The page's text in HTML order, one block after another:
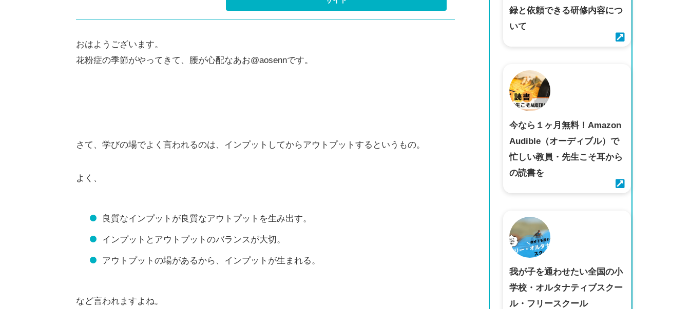
おはようございます。
花粉症の季節がやってきて、腰が心配なあお@aosennです。
さて、学びの場でよく言われるのは、インプットしてからアウトプットするというもの。
よく、
良質なインプットが良質なアウトプットを生み出す。
インプットとアウトプットのバランスが大切。
アウトプットの場があるから、インプットが生まれる。
など言われますよね。
録と依頼できる研修内容につ
いて
今なら１ヶ月無料！Amazon
Audible（オーディブル）で
忙しい教員・先生こそ耳から
の読書を
我が子を通わせたい全国の小
学校・オルタナティブスクー
ル・フリースクール